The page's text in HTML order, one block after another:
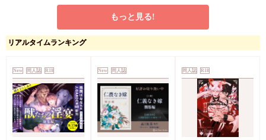
あや】グリッターアク
リルスタンド
円
カートに入れる
もっと見る!
リアルタイムランキング
New 同人誌 R18 New 同人誌 同人誌 R18